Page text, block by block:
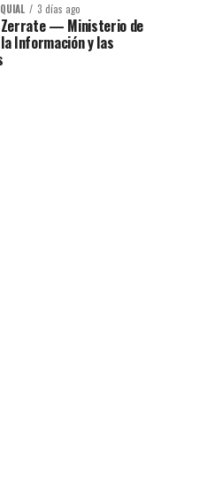
3 días ago
Zerrate — Ministerio de
Información y las